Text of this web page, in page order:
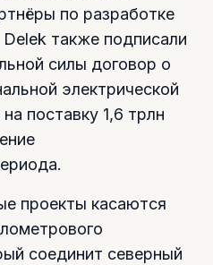
по разработке
также подписали
силы договор о
электрической
поставку 1,6 трлн
проекты касаются
соединит северный